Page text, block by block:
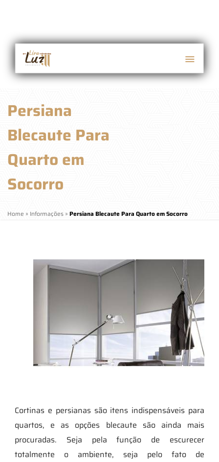
Persiana
Blecaute Para
Quarto em
Socorro
Home » Informações » Persiana Blecaute Para Quarto em Socorro
Cortinas e persianas são itens indispensáveis para
quartos, e as opções blecaute são ainda mais
procuradas. Seja pela função de escurecer
totalmente o ambiente, seja pelo fato de